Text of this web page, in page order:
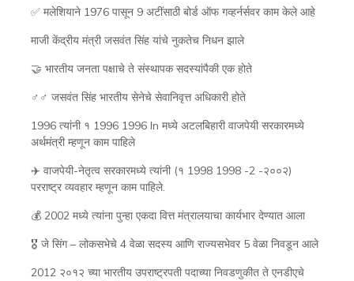
✅ मलेशियाने 1976 पासून 9 अटींसाठी बोर्ड ऑफ गव्हर्नर्सवर काम केले आहे
माजी केंद्रीय मंत्री जसवंत सिंह यांचे नुकतेच निधन झाले
🤝 भारतीय जनता पक्षाचे ते संस्थापक सदस्यांपैकी एक होते
♂‍♂ जसवंत सिंह भारतीय सेनेचे सेवानिवृत्त अधिकारी होते
1996 त्यांनी १ 1996 1996 In मध्ये अटलबिहारी वाजपेयी सरकारमध्ये
अर्थमंत्री म्हणून काम पाहिले
✈️ वाजपेयी-नेतृत्व सरकारमध्ये त्यांनी (१ 1998 1998 -2 -२००२)
परराष्ट्र व्यवहार म्हणून काम पाहिले.
💰 2002 मध्ये त्यांना पुन्हा एकदा वित्त मंत्रालयाचा कार्यभार देण्यात आला
🎖 जे सिंग – लोकसभेचे 4 वेळा सदस्य आणि राज्यसभेवर 5 वेळा निवडून आले
2012 २०१२ च्या भारतीय उपराष्ट्रपती पदाच्या निवडणुकीत ते एनडीएचे